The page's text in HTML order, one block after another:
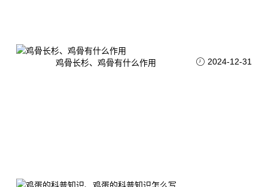
鸡骨长杉、鸡骨有什么作用 2024-12-31